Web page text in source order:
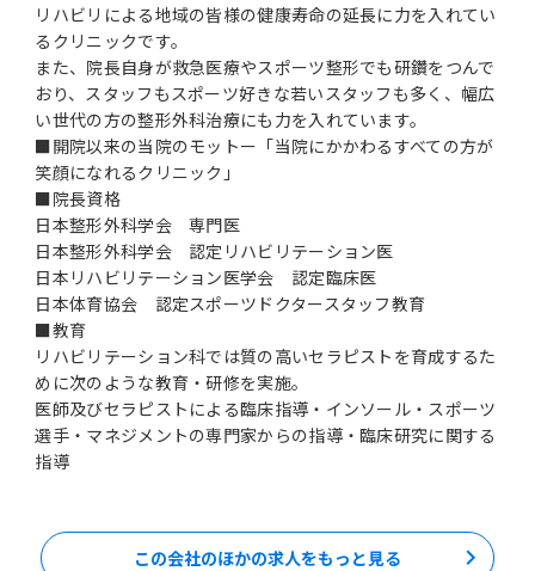
リハビリによる地域の皆様の健康寿命の延長に力を入れてい
るクリニックです。
また、院長自身が救急医療やスポーツ整形でも研鑽をつんで
おり、スタッフもスポーツ好きな若いスタッフも多く、幅広
い世代の方の整形外科治療にも力を入れています。
■開院以来の当院のモットー「当院にかかわるすべての方が
笑顔になれるクリニック」
■院長資格
日本整形外科学会 専門医
日本整形外科学会 認定リハビリテーション医
日本リハビリテーション医学会 認定臨床医
日本体育協会 認定スポーツドクタースタッフ教育
■教育
リハビリテーション科では質の高いセラピストを育成するた
めに次のような教育・研修を実施。
医師及びセラピストによる臨床指導・インソール・スポーツ
選手・マネジメントの専門家からの指導・臨床研究に関する
指導
この会社のほかの求人をもっと見る